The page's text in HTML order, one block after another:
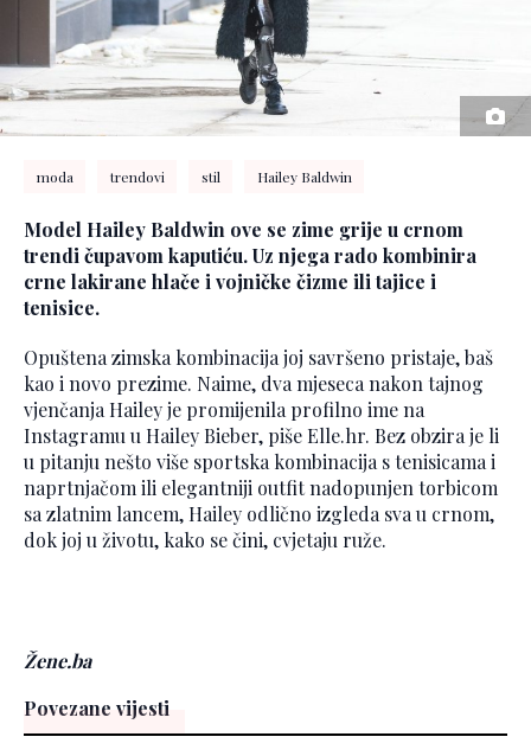
moda trendovi stil Hailey Baldwin
Model Hailey Baldwin ove se zime grije u crnom
trendi čupavom kaputiću. Uz njega rado kombinira
crne lakirane hlače i vojničke čizme ili tajice i
tenisice.
Opuštena zimska kombinacija joj savršeno pristaje, baš
kao i novo prezime. Naime, dva mjeseca nakon tajnog
vjenčanja Hailey je promijenila profilno ime na
Instagramu u Hailey Bieber, piše Elle.hr. Bez obzira je li
u pitanju nešto više sportska kombinacija s tenisicama i
naprtnjačom ili elegantniji outfit nadopunjen torbicom
sa zlatnim lancem, Hailey odlično izgleda sva u crnom,
dok joj u životu, kako se čini, cvjetaju ruže.
Žene.ba
Povezane vijesti